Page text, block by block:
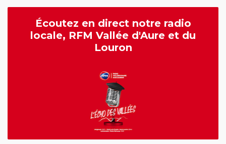
Écoutez en direct notre radio
locale, RFM Vallée d'Aure et du
Louron